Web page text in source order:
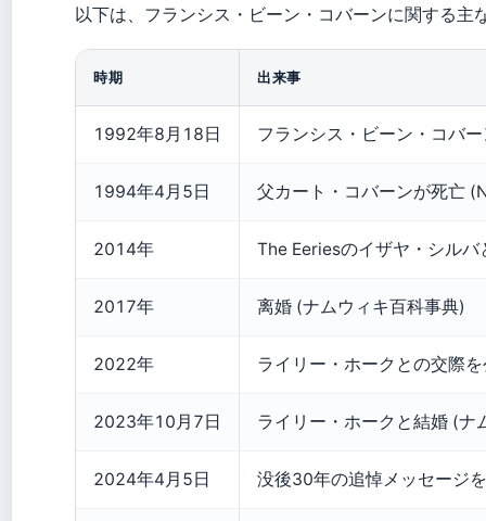
以下は、フランシス・ビーン・コバーンに関する主
時期 出来事
1992年8月18日 フランシス・ビーン・コバ
1994年4月5日 父カート・コバーンが死亡
2014年 The Eeriesのイザヤ・シル
2017年 离婚 (ナムウィキ百科事典)
2022年 ライリー・ホークとの交際
2023年10月7日 ライリー・ホークと結婚 (ナ
2024年4月5日 没後30年の追悼メッセージ